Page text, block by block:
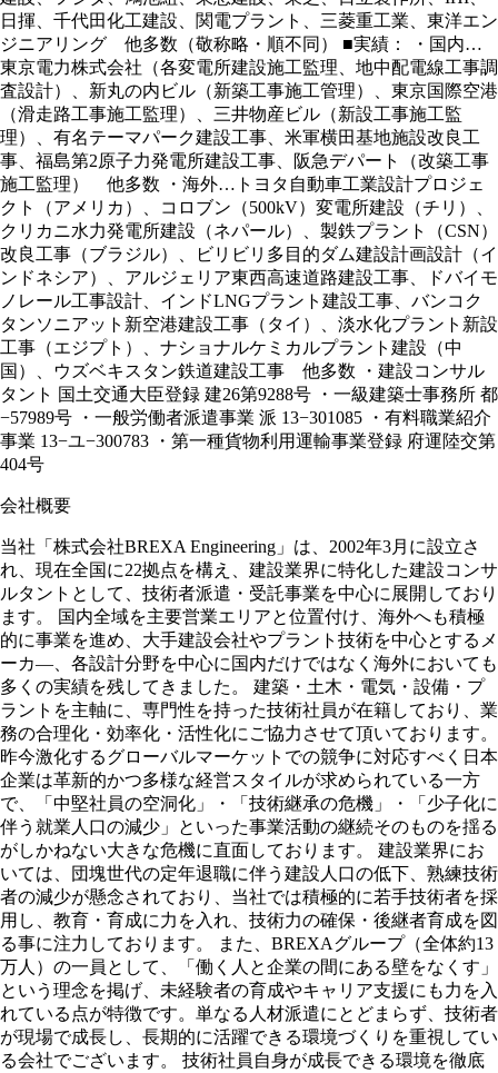
日揮、千代田化工建設、関電プラント、三菱重工業、東洋エン
ジニアリング 他多数（敬称略・順不同） ■実績： ・国内…
東京電力株式会社（各変電所建設施工監理、地中配電線工事調
査設計）、新丸の内ビル（新築工事施工管理）、東京国際空港
（滑走路工事施工監理）、三井物産ビル（新設工事施工監
理）、有名テーマパーク建設工事、米軍横田基地施設改良工
事、福島第2原子力発電所建設工事、阪急デパート（改築工事
施工監理） 他多数 ・海外…トヨタ自動車工業設計プロジェ
クト（アメリカ）、コロブン（500kV）変電所建設（チリ）、
クリカニ水力発電所建設（ネパール）、製鉄プラント（CSN）
改良工事（ブラジル）、ビリビリ多目的ダム建設計画設計（イ
ンドネシア）、アルジェリア東西高速道路建設工事、ドバイモ
ノレール工事設計、インドLNGプラント建設工事、バンコク
タンソニアット新空港建設工事（タイ）、淡水化プラント新設
工事（エジプト）、ナショナルケミカルプラント建設（中
国）、ウズベキスタン鉄道建設工事 他多数 ・建設コンサル
タント 国土交通大臣登録 建26第9288号 ・一級建築士事務所 都
−57989号 ・一般労働者派遣事業 派 13−301085 ・有料職業紹介
事業 13−ユ−300783 ・第一種貨物利用運輸事業登録 府運陸交第
404号
会社概要
当社「株式会社BREXA Engineering」は、2002年3月に設立さ
れ、現在全国に22拠点を構え、建設業界に特化した建設コンサ
ルタントとして、技術者派遣・受託事業を中心に展開しており
ます。 国内全域を主要営業エリアと位置付け、海外へも積極
的に事業を進め、大手建設会社やプラント技術を中心とするメ
ーカ―、各設計分野を中心に国内だけではなく海外においても
多くの実績を残してきました。 建築・土木・電気・設備・プ
ラントを主軸に、専門性を持った技術社員が在籍しており、業
務の合理化・効率化・活性化にご協力させて頂いております。
昨今激化するグローバルマーケットでの競争に対応すべく日本
企業は革新的かつ多様な経営スタイルが求められている一方
で、「中堅社員の空洞化」・「技術継承の危機」・「少子化に
伴う就業人口の減少」といった事業活動の継続そのものを揺る
がしかねない大きな危機に直面しております。 建設業界にお
いては、団塊世代の定年退職に伴う建設人口の低下、熟練技術
者の減少が懸念されており、当社では積極的に若手技術者を採
用し、教育・育成に力を入れ、技術力の確保・後継者育成を図
る事に注力しております。 また、BREXAグループ（全体約13
万人）の一員として、「働く人と企業の間にある壁をなくす」
という理念を掲げ、未経験者の育成やキャリア支援にも力を入
れている点が特徴です。単なる人材派遣にとどまらず、技術者
が現場で成長し、長期的に活躍できる環境づくりを重視してい
る会社でございます。 技術社員自身が成長できる環境を徹底